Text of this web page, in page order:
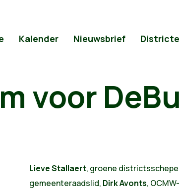
Kalender Nieuwsbrief
voor
Lieve Stallaert, groene
gemeenteraadslid, Dirk Avonts,